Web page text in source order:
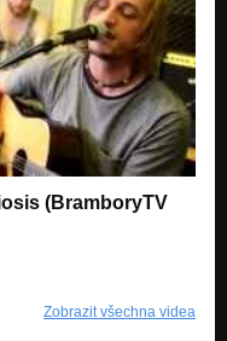
(BramboryTV
Zobrazit všechna videa